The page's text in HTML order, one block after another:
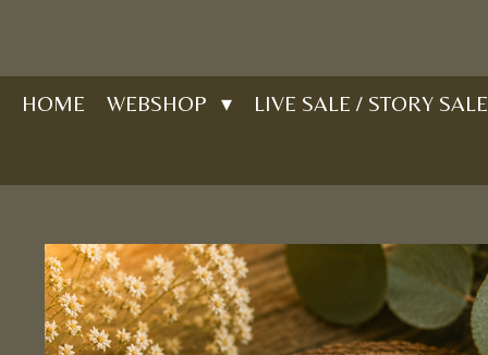
naar
HOME WEBSHOP LIVE SALE / STORY SALE